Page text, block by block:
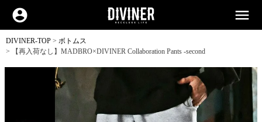
account_circle menu
DIVINER-TOP
ボトムス
【再入荷なし】MADBRO×DIVINER Collaboration Pants -second